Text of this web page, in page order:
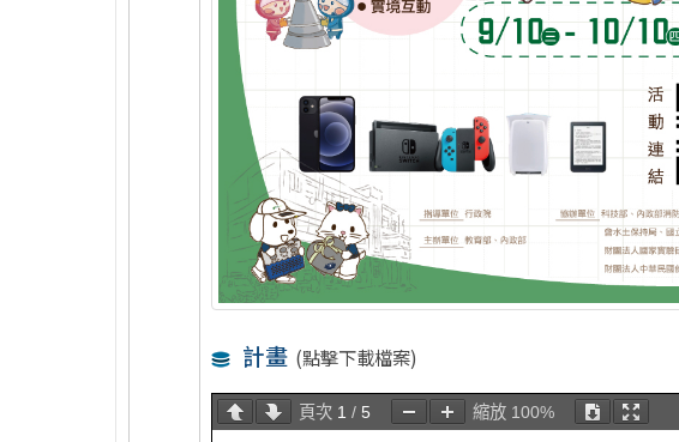
計畫 (點擊下載檔案)
頁次 1 / 5 縮放 100%